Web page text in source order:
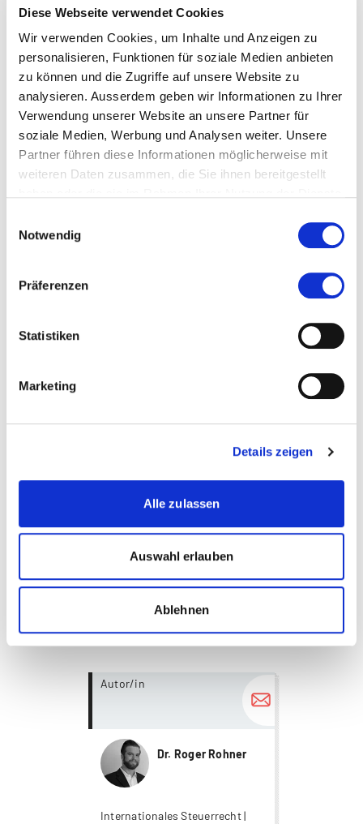
Diese Webseite verwendet Cookies
Wir verwenden Cookies, um Inhalte und Anzeigen zu
personalisieren, Funktionen für soziale Medien anbieten
zu können und die Zugriffe auf unsere Website zu
analysieren. Ausserdem geben wir Informationen zu Ihrer
Verwendung unserer Website an unsere Partner für
soziale Medien, Werbung und Analysen weiter. Unsere
Partner führen diese Informationen möglicherweise mit
weiteren Daten zusammen, die Sie ihnen bereitgestellt
Notwendig
Präferenzen
Statistiken
Marketing
Details zeigen
Alle zulassen
Auswahl erlauben
Ablehnen
Leistungsverhältnis vorliegt, wird aber noch zu
klären sein
Weitere Blogbeiträge zum Thema Digitalisierung in
der Steuerwelt finden Sie hier.
# # #
Möchten Sie mehr zur diesem Thema erfahren? Das
Commerce, Digitale Währungen, Mobilität der Arbeit
(Insourcing, Outsourcing und Fernarbeit) sowie E-
Christoph M. Meier, Bitcoin und Steuerfragen, EF 2015, S. 716 ff. m.w.Hw. auch zum Folgenden.
3)
Harald Bärtschi/Christian Meisser, Virtuelle Währungen aus finanzmarkt- und zivilrechtlicher Sicht, in:
Ein Leistungsverhältnis ablehnend Redmar Wolf, Bitcoin and EU VAT, IBFD International VAT Monitor,
2014, S. 257.
Diese Seite teilen
Autor/in
Dr. Roger Rohner
Internationales Steuerrecht |
more...